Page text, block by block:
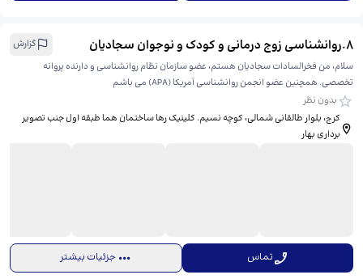
8
.روانشناسی زوج درمانی و کودک و نوجوان سجادیان
گزارش
سلام، من فخرالسادات سجادیان هستم، عضو سازمان نظام روانشناسی و دارنده پروانه
تخصصی. همچنین عضو انجمن روانشناسی آمریکا (APA) می باشم
بدون نظر
کرج، بلوار طالقانی شمالی، ​کوچه نسیم. کلینیک رها ساختمان هما طبقه اول جنب تصویر
برداری بهار
تماس جزئیات بیشتر